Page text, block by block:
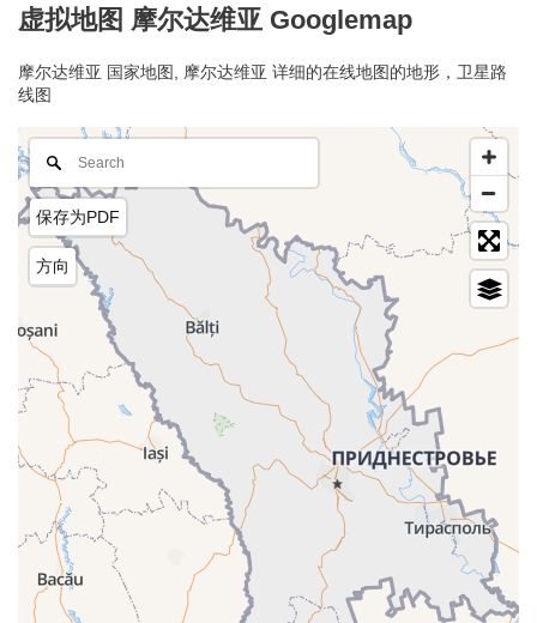
虚拟地图 摩尔达维亚 Googlemap
摩尔达维亚 国家地图, 摩尔达维亚 详细的在线地图的地形，卫星路
线图
保存为PDF
方向